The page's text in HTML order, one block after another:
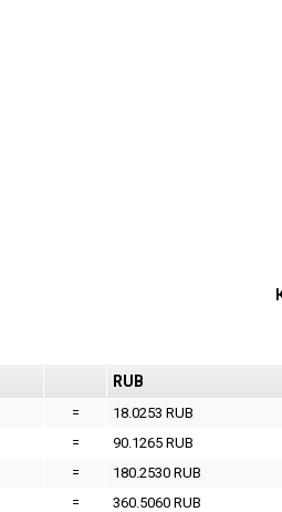
RUB
=
18.0253 RUB
=
90.1265 RUB
=
180.2530 RUB
=
360.5060 RUB